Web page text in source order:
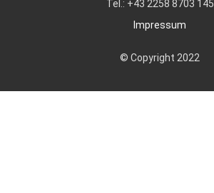
Tel.: +43 2258 8703 145
Impressum
© Copyright 2022